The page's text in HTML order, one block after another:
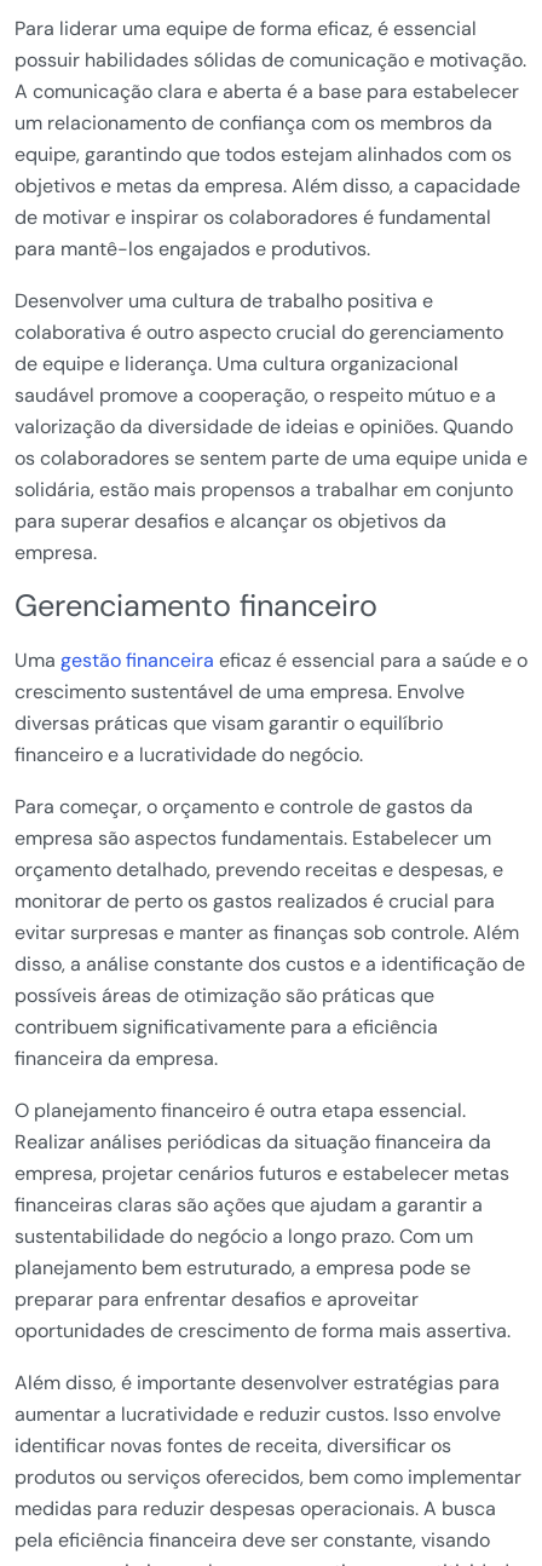
Para liderar uma equipe de forma eficaz, é essencial
possuir habilidades sólidas de comunicação e motivação.
A comunicação clara e aberta é a base para estabelecer
um relacionamento de confiança com os membros da
equipe, garantindo que todos estejam alinhados com os
objetivos e metas da empresa. Além disso, a capacidade
de motivar e inspirar os colaboradores é fundamental
para mantê-los engajados e produtivos.
Desenvolver uma cultura de trabalho positiva e
colaborativa é outro aspecto crucial do gerenciamento
de equipe e liderança. Uma cultura organizacional
saudável promove a cooperação, o respeito mútuo e a
valorização da diversidade de ideias e opiniões. Quando
os colaboradores se sentem parte de uma equipe unida e
solidária, estão mais propensos a trabalhar em conjunto
para superar desafios e alcançar os objetivos da
empresa.
Gerenciamento financeiro
Uma gestão financeira eficaz é essencial para a saúde e o
crescimento sustentável de uma empresa. Envolve
diversas práticas que visam garantir o equilíbrio
financeiro e a lucratividade do negócio.
Para começar, o orçamento e controle de gastos da
empresa são aspectos fundamentais. Estabelecer um
orçamento detalhado, prevendo receitas e despesas, e
monitorar de perto os gastos realizados é crucial para
evitar surpresas e manter as finanças sob controle. Além
disso, a análise constante dos custos e a identificação de
possíveis áreas de otimização são práticas que
contribuem significativamente para a eficiência
financeira da empresa.
O planejamento financeiro é outra etapa essencial.
Realizar análises periódicas da situação financeira da
empresa, projetar cenários futuros e estabelecer metas
financeiras claras são ações que ajudam a garantir a
sustentabilidade do negócio a longo prazo. Com um
planejamento bem estruturado, a empresa pode se
preparar para enfrentar desafios e aproveitar
oportunidades de crescimento de forma mais assertiva.
Além disso, é importante desenvolver estratégias para
aumentar a lucratividade e reduzir custos. Isso envolve
identificar novas fontes de receita, diversificar os
produtos ou serviços oferecidos, bem como implementar
medidas para reduzir despesas operacionais. A busca
pela eficiência financeira deve ser constante, visando